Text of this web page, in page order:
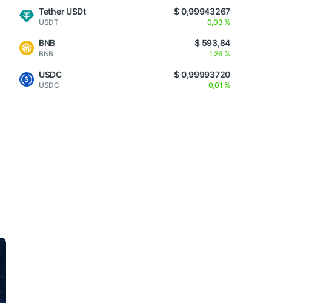
Tether USDt
USDT
$ 0,99943267
0,03 %
BNB
BNB
$ 593,84
1,26 %
USDC
USDC
$ 0,99993720
0,01 %